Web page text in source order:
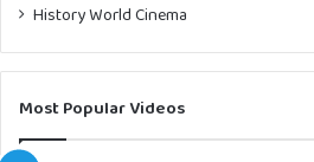
History World Cinema
Most Popular Videos